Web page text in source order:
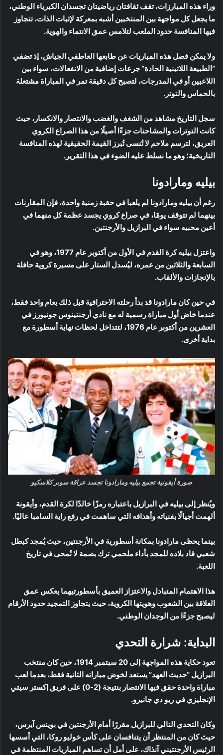
وراء هذه المبارزات، تقف ثقافتان رياضيتان تجسدان الكبرياء الوطني،
ما يجعل كل مواجهة بين المنتخبين أشبه بمعركة لإثبات الذات، تتجاوز
فيها المنافسة حدود الملعب لتلامس عمق الانتماء والهوية.
ولا يمكن فصل هذه المباريات عن طابعها العاطفي الجياش، إذ تضفي
“الطبيعة اللاتينية الحادة” جرعات إضافية من الانفعالات، سواء بين
اللاعبين أو في المدرجات، لتصبح كل دقيقة تمر في المباراة مشتعلة
بالحماس والتوتر.
سجل التاريخ مشاهد من الشغف والغضب والانتصار والانكسار، حيث
كانت التوترات والمشاحنات جزءًا أصيلًا من هذا الصراع الكروي
العريق، لترسم ملاحم لا تُنسى تُبرز القيمة الحقيقية لهذه المنافسة
التاريخية؛ وهو ما نسلط عليه الضوء في هذا التقرير.
بيليه ومارادونا
رغم أن بيليه ومارادونا لم يلعبا في حقبة زمنية واحدة، فإن المقارنات
بينهما لم تتوقف يومًا، في صراع كروي يجسد عظمة كل منهما في
أعين محبيه سواء في البرازيل والأرجنتين.
واعتزل بيليه كرة القدم في الأول من أكتوبر عام 1977، وهو في
السابعة والثلاثين من عمره، ليُسدل الستار على مسيرة كروية حافلة
بالإنجازات والألقاب.
في حين كان مارادونا قد بدأ رحلته الاحترافية قبل ذلك بعام واحد فقط،
عندما خاض أول مباراة رسمية له مع نادي أرجنتينوس جونيورز في
العشرين من أكتوبر عام 1976، لتتداخل لحظات نهاية أسطورة مع
بداية أخرى.
صورة أيقونية تجمع بيليه ومارادونا تجسد عراقة سوبر كلاسكيو
ويُنظر إلى بيليه في البرازيل باعتباره رمزًا خالدًا لكرة القدم، وأيقونة
ألهمت أجيالًا بفنياته وأهدافه التي ساهمت في رفع راية السامبا عاليًا.
بينما يحظى مارادونا بمكانة أسطورية في الأرجنتين، حيث يُمجد كبطل
شعبي قاد بلاده للمجد بأداء ملحمي ترك بصمة لا تُمحى في تاريخ
اللعبة.
هذا الاهتمام المتبادل والاعتزاز العميق بأسطورتيهما يعكس عمق
العلاقة بين الشعوب وهويتها الكروية، حيث يتجاوز التمجيد حدود الأرقام
ليصبح جزءًا من الوجدان الوطني.
البداية: شرارة التحدي
تعود حكاية هذه المواجهة إلى 20 سبتمبر 1914، حين كان منتخب
البرازيل “حديث العهد” يستعد لخوض مباراته الثانية فقط، بعدما لعب
مباراة واحدة حقق فيها الانتصار بنتيجة (2-0) على فريق إكستر سيتي
الإنجليزي في ريو دي جانيرو.
وكان التحدي التالي للبرازيل مقررًا أمام الأرجنتين في بوينس آيرس،
حيث كان من المنتظر أن يتنافسان على كأس خوليو روكا، التي أسسها
الرئيس الأرجنتيني آنذاك، على أمل أن تساهم المباريات المنتظمة في